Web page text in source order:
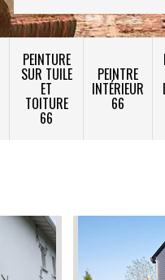
PEINTURE
SUR TUILE
ET
TOITURE
66
PEINTRE
INTÉRIEUR
66